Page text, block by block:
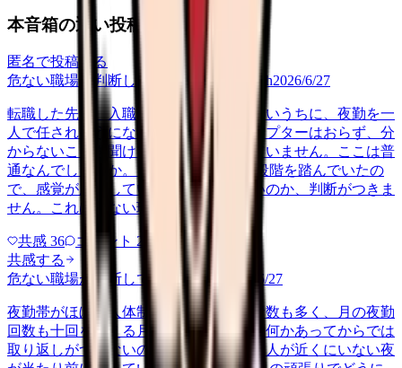
本音箱の近い投稿
匿名で投稿する
危ない職場か判断してほしい
career-growth2026/6/27
転職した先で、入職して二ヶ月も経たないうちに、夜勤を一
人で任されそうになっています。プリセプターはおらず、分
からないことを聞ける相手も日によっていません。ここは普
通なんでしょうか。 前の職場はもっと段階を踏んでいたの
で、感覚が麻痺しているのか自分が甘いのか、判断がつきま
せん。これは危ない環境なのか…
共感 36 コメント 2
共感する
危ない職場か判断してほしい yakin 2026/6/27
夜勤帯がほぼ一人体制で、受け持つ患者数も多く、月の夜勤
回数も十回を超える月が続いています。何かあってからでは
取り返しがつかないのに、応援を呼べる人が近くにいない夜